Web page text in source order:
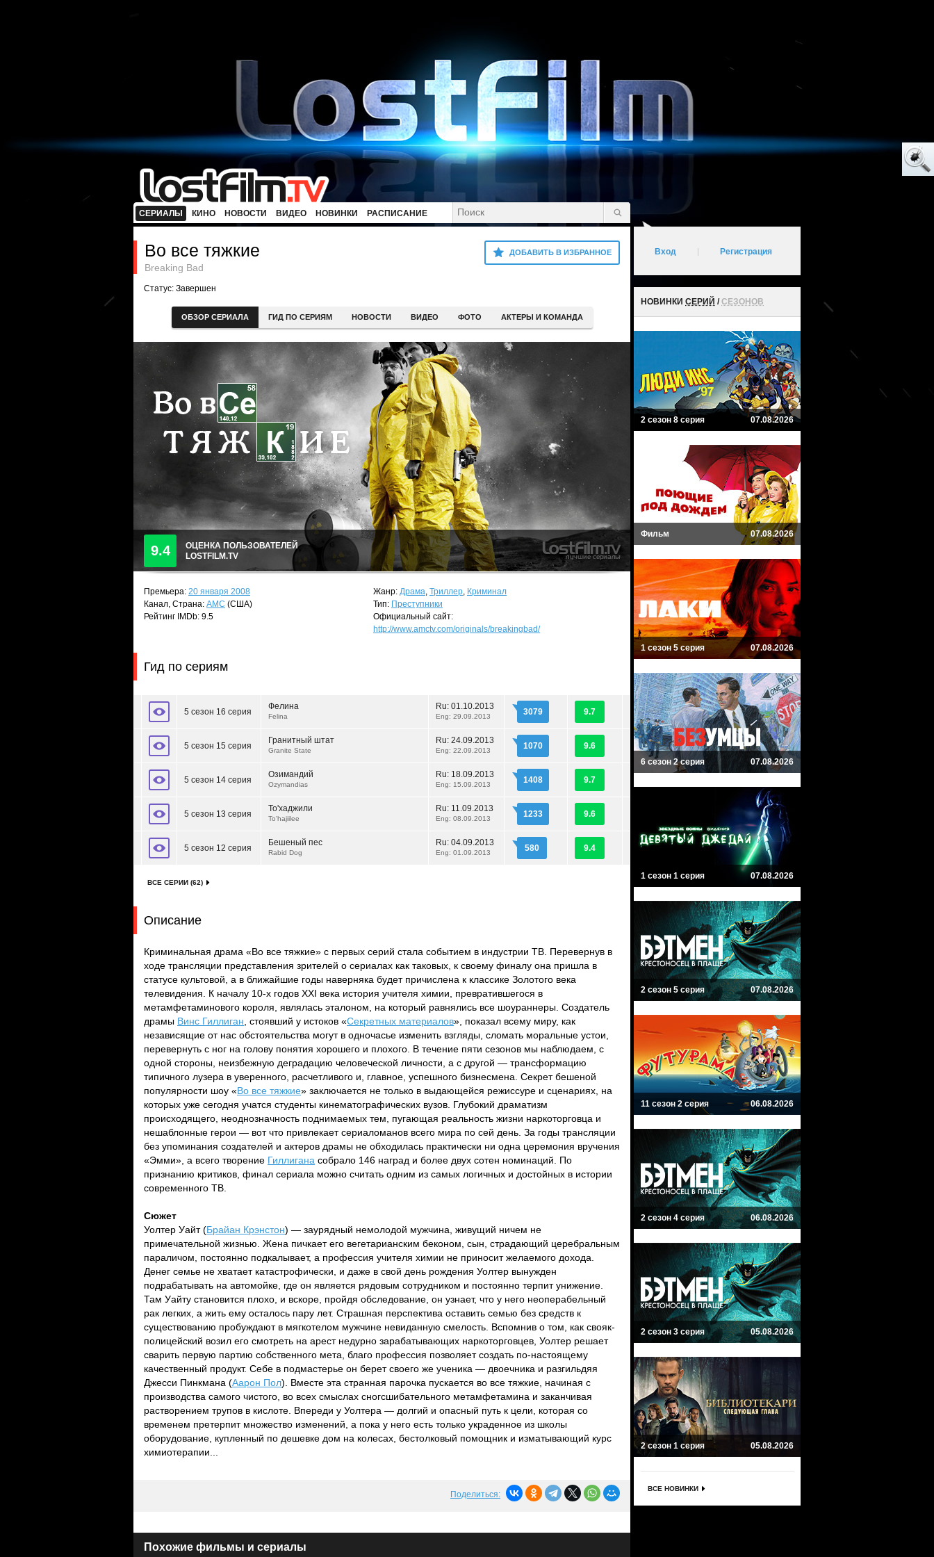
СЕРИАЛЫ КИНО НОВОСТИ ВИДЕО НОВИНКИ РАСПИСАНИЕ
ДОБАВИТЬ В ИЗБРАННОЕ
Во все тяжкие
Breaking Bad
Статус: Завершен
ОБЗОР СЕРИАЛА ГИД ПО СЕРИЯМ НОВОСТИ ВИДЕО ФОТО АКТЕРЫ И КОМАНДА
9.4
ОЦЕНКА ПОЛЬЗОВАТЕЛЕЙ
LOSTFILM.TV
Премьера: 20 января 2008
Канал, Страна: AMC (США)
Рейтинг IMDb: 9.5
Жанр: Драма, Триллер, Криминал
Тип: Преступники
Официальный сайт:
http://www.amctv.com/originals/breakingbad/
Гид по сериям
5 сезон 16 серия
Фелина
Felina
Ru: 01.10.2013
Eng: 29.09.2013 3079 9.7
5 сезон 15 серия
Гранитный штат
Granite State
Ru: 24.09.2013
Eng: 22.09.2013 1070 9.6
5 сезон 14 серия
Озимандий
Ozymandias
Ru: 18.09.2013
Eng: 15.09.2013 1408 9.7
5 сезон 13 серия
То'хаджили
To'hajiilee
Ru: 11.09.2013
Eng: 08.09.2013 1233 9.6
5 сезон 12 серия
Бешеный пес
Rabid Dog
Ru: 04.09.2013
Eng: 01.09.2013 580 9.4
ВСЕ СЕРИИ (62)
Описание
Криминальная драма «Во все тяжкие» с первых серий стала событием в индустрии ТВ. Перевернув в
ходе трансляции представления зрителей о сериалах как таковых, к своему финалу она пришла в
статусе культовой, а в ближайшие годы наверняка будет причислена к классике Золотого века
телевидения. К началу 10-х годов XXI века история учителя химии, превратившегося в
метамфетаминового короля, являлась эталоном, на который равнялись все шоураннеры. Создатель
драмы Винс Гиллиган , стоявший у истоков «Секретных материалов», показал всему миру, как
независящие от нас обстоятельства могут в одночасье изменить взгляды, сломать моральные устои,
перевернуть с ног на голову понятия хорошего и плохого. В течение пяти сезонов мы наблюдаем, с
одной стороны, неизбежную деградацию человеческой личности, а с другой — трансформацию
типичного лузера в уверенного, расчетливого и, главное, успешного бизнесмена. Секрет бешеной
популярности шоу «Во все тяжкие» заключается не только в выдающейся режиссуре и сценариях, на
которых уже сегодня учатся студенты кинематографических вузов. Глубокий драматизм
происходящего, неоднозначность поднимаемых тем, пугающая реальность жизни наркоторговца и
нешаблонные герои — вот что привлекает сериаломанов всего мира по сей день. За годы трансляции
без упоминания создателей и актеров драмы не обходилась практически ни одна церемония вручения
«Эмми», а всего творение Гиллигана собрало 146 наград и более двух сотен номинаций. По
признанию критиков, финал сериала можно считать одним из самых логичных и достойных в истории
современного ТВ.
Сюжет
Уолтер Уайт (Брайан Крэнстон) — заурядный немолодой мужчина, живущий ничем не
примечательной жизнью. Жена пичкает его вегетарианским беконом, сын, страдающий церебральным
параличом, постоянно подкалывает, а профессия учителя химии не приносит желаемого дохода.
Денег семье не хватает катастрофически, и даже в свой день рождения Уолтер вынужден
подрабатывать на автомойке, где он является рядовым сотрудником и постоянно терпит унижение.
Там Уайту становится плохо, и вскоре, пройдя обследование, он узнает, что у него неоперабельный
рак легких, а жить ему осталось пару лет. Страшная перспектива оставить семью без средств к
существованию пробуждают в мягкотелом мужчине невиданную смелость. Вспомнив о том, как свояк-
полицейский возил его смотреть на арест недурно зарабатывающих наркоторговцев, Уолтер решает
сварить первую партию собственного мета, благо профессия позволяет создать по-настоящему
качественный продукт. Себе в подмастерье он берет своего же ученика — двоечника и разгильдяя
Джесси Пинкмана (Аарон Пол). Вместе эта странная парочка пускается во все тяжкие, начиная с
производства самого чистого, во всех смыслах сногсшибательного метамфетамина и заканчивая
растворением трупов в кислоте. Впереди у Уолтера — долгий и опасный путь к цели, которая со
временем претерпит множество изменений, а пока у него есть только украденное из школы
оборудование, купленный по дешевке дом на колесах, бестолковый помощник и изматывающий курс
химиотерапии...
Поделиться:
Похожие фильмы и сериалы
Вход Регистрация
НОВИНКИ СЕРИЙ /СЕЗОНОВ
2 сезон 8 серия 07.08.2026
Фильм 07.08.2026
1 сезон 5 серия 07.08.2026
6 сезон 2 серия 07.08.2026
1 сезон 1 серия 07.08.2026
2 сезон 5 серия 07.08.2026
11 сезон 2 серия 06.08.2026
2 сезон 4 серия 06.08.2026
2 сезон 3 серия 05.08.2026
2 сезон 1 серия 05.08.2026
ВСЕ НОВИНКИ